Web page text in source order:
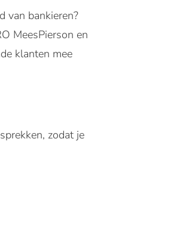
van bankieren?
MeesPierson en
klanten mee
zodat je